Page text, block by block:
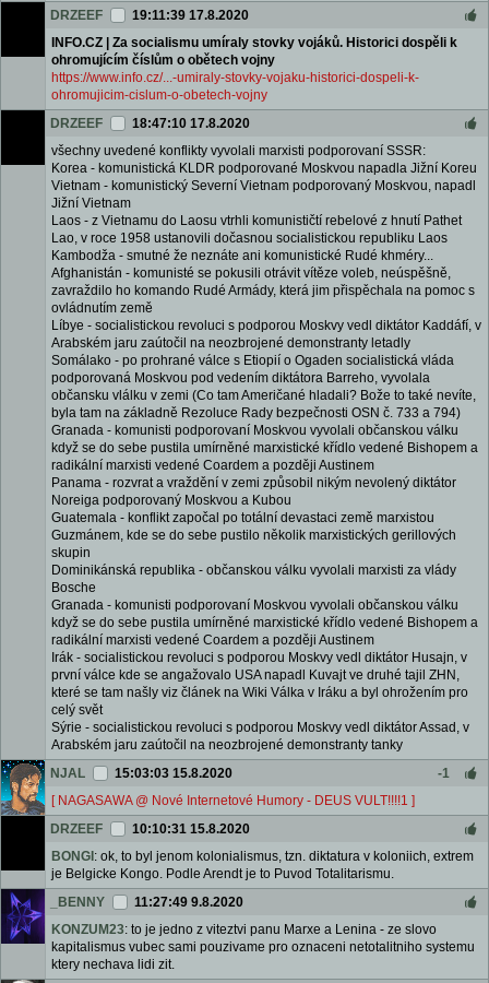
DRZEEF
19:11:39 17.8.2020
INFO.CZ | Za socialismu umíraly stovky vojáků. Historici dospěli k
ohromujícím číslům o obětech vojny
https://www.info.cz/...-umiraly-stovky-vojaku-historici-dospeli-k-
ohromujicim-cislum-o-obetech-vojny
DRZEEF
18:47:10 17.8.2020
všechny uvedené konflikty vyvolali marxisti podporovaní SSSR:
Korea - komunistická KLDR podporované Moskvou napadla Jižní Koreu
Vietnam - komunistický Severní Vietnam podporovaný Moskvou, napadl
Jižní Vietnam
Laos - z Vietnamu do Laosu vtrhli komunističtí rebelové z hnutí Pathet
Lao, v roce 1958 ustanovili dočasnou socialistickou republiku Laos
Kambodža - smutné že neznáte ani komunistické Rudé khméry...
Afghanistán - komunisté se pokusili otrávit vítěze voleb, neúspěšně,
zavraždilo ho komando Rudé Armády, která jim přispěchala na pomoc s
ovládnutím země
Líbye - socialistickou revoluci s podporou Moskvy vedl diktátor Kaddáfí, v
Arabském jaru zaútočil na neozbrojené demonstranty letadly
Somálako - po prohrané válce s Etiopií o Ogaden socialistická vláda
podporovaná Moskvou pod vedením diktátora Barreho, vyvolala
občansku vlálku v zemi (Co tam Američané hladali? Bože to také nevíte,
byla tam na základně Rezoluce Rady bezpečnosti OSN č. 733 a 794)
Granada - komunisti podporovaní Moskvou vyvolali občanskou válku
když se do sebe pustila umírněné marxistické křídlo vedené Bishopem a
radikální marxisti vedené Coardem a později Austinem
Panama - rozvrat a vraždění v zemi způsobil nikým nevolený diktátor
Noreiga podporovaný Moskvou a Kubou
Guatemala - konflikt započal po totální devastaci země marxistou
Guzmánem, kde se do sebe pustilo několik marxistických gerillových
skupin
Dominikánská republika - občanskou válku vyvolali marxisti za vlády
Bosche
Granada - komunisti podporovaní Moskvou vyvolali občanskou válku
když se do sebe pustila umírněné marxistické křídlo vedené Bishopem a
radikální marxisti vedené Coardem a později Austinem
Irák - socialistickou revoluci s podporou Moskvy vedl diktátor Husajn, v
první válce kde se angažovalo USA napadl Kuvajt ve druhé tajil ZHN,
které se tam našly viz článek na Wiki Válka v Iráku a byl ohrožením pro
celý svět
Sýrie - socialistickou revoluci s podporou Moskvy vedl diktátor Assad, v
Arabském jaru zaútočil na neozbrojené demonstranty tanky
NJAL
15:03:03 15.8.2020
-1
[ NAGASAWA @ Nové Internetové Humory - DEUS VULT!!!!1 ]
DRZEEF
10:10:31 15.8.2020
BONGI : ok, to byl jenom kolonialismus, tzn. diktatura v koloniich, extrem
je Belgicke Kongo. Podle Arendt je to Puvod Totalitarismu.
_BENNY
11:27:49 9.8.2020
KONZUM23: to je jedno z viteztvi panu Marxe a Lenina - ze slovo
kapitalismus vubec sami pouzivame pro oznaceni netotalitniho systemu
ktery nechava lidi zit.